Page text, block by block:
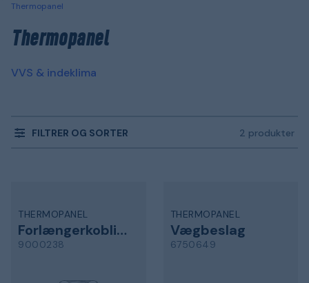
Thermopanel
Thermopanel
VVS & indeklima
FILTRER OG SORTER 2 produkter
THERMOPANEL
Forlængerkobling
9000238
THERMOPANEL
Vægbeslag
6750649